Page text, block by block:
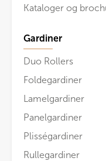
Kataloger og
Gardiner
Duo Rollers
Foldegardiner
Lamelgardiner
Panelgardiner
Plisségardiner
Rullegardiner